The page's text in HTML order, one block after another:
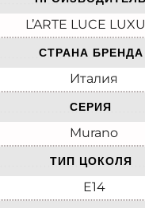
L’ARTE LUCE
СТРАНА БРЕНДА
Италия
СЕРИЯ
Murano
ТИП ЦОКОЛЯ
E14